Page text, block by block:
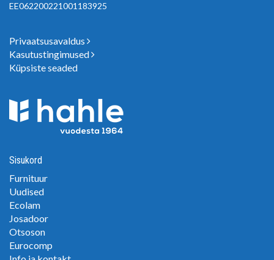
EE062200221001183925
Privaatsusavaldus
Kasutustingimused
Küpsiste seaded
Sisukord
Furnituur
Uudised
Ecolam
Josadoor
Otsoson
Eurocomp